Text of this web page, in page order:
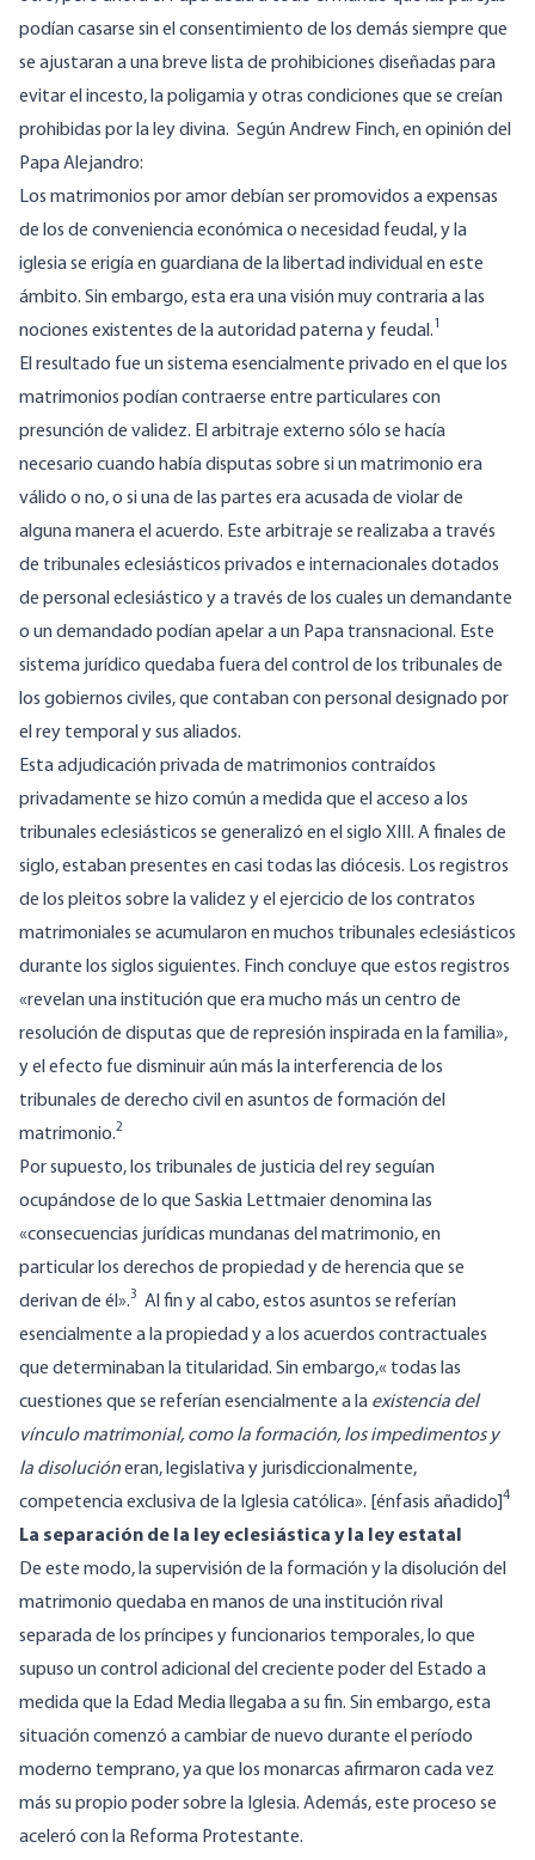
podían casarse sin el consentimiento de los demás siempre que
se ajustaran a una breve lista de prohibiciones diseñadas para
evitar el incesto, la poligamia y otras condiciones que se creían
prohibidas por la ley divina. Según Andrew Finch, en opinión del
Papa Alejandro:
Los matrimonios por amor debían ser promovidos a expensas
de los de conveniencia económica o necesidad feudal, y la
iglesia se erigía en guardiana de la libertad individual en este
ámbito. Sin embargo, esta era una visión muy contraria a las
nociones existentes de la autoridad paterna y feudal.1
El resultado fue un sistema esencialmente privado en el que los
matrimonios podían contraerse entre particulares con
presunción de validez. El arbitraje externo sólo se hacía
necesario cuando había disputas sobre si un matrimonio era
válido o no, o si una de las partes era acusada de violar de
alguna manera el acuerdo. Este arbitraje se realizaba a través
de tribunales eclesiásticos privados e internacionales dotados
de personal eclesiástico y a través de los cuales un demandante
o un demandado podían apelar a un Papa transnacional. Este
sistema jurídico quedaba fuera del control de los tribunales de
los gobiernos civiles, que contaban con personal designado por
el rey temporal y sus aliados.
Esta adjudicación privada de matrimonios contraídos
privadamente se hizo común a medida que el acceso a los
tribunales eclesiásticos se generalizó en el siglo XIII. A finales de
siglo, estaban presentes en casi todas las diócesis. Los registros
de los pleitos sobre la validez y el ejercicio de los contratos
matrimoniales se acumularon en muchos tribunales eclesiásticos
durante los siglos siguientes. Finch concluye que estos registros
«revelan una institución que era mucho más un centro de
resolución de disputas que de represión inspirada en la familia»,
y el efecto fue disminuir aún más la interferencia de los
tribunales de derecho civil en asuntos de formación del
matrimonio.2
Por supuesto, los tribunales de justicia del rey seguían
ocupándose de lo que Saskia Lettmaier denomina las
«consecuencias jurídicas mundanas del matrimonio, en
particular los derechos de propiedad y de herencia que se
derivan de él».3 Al fin y al cabo, estos asuntos se referían
esencialmente a la propiedad y a los acuerdos contractuales
que determinaban la titularidad. Sin embargo,« todas las
cuestiones que se referían esencialmente a la existencia del
vínculo matrimonial, como la formación, los impedimentos y
la disolucióneran, legislativa y jurisdiccionalmente,
competencia exclusiva de la Iglesia católica». [énfasis añadido] 4
La separación de la ley eclesiástica y la ley estatal
De este modo, la supervisión de la formación y la disolución del
matrimonio quedaba en manos de una institución rival
separada de los príncipes y funcionarios temporales, lo que
supuso un control adicional del creciente poder del Estado a
medida que la Edad Media llegaba a su fin. Sin embargo, esta
situación comenzó a cambiar de nuevo durante el período
moderno temprano, ya que los monarcas afirmaron cada vez
más su propio poder sobre la Iglesia. Además, este proceso se
aceleró con la Reforma Protestante.